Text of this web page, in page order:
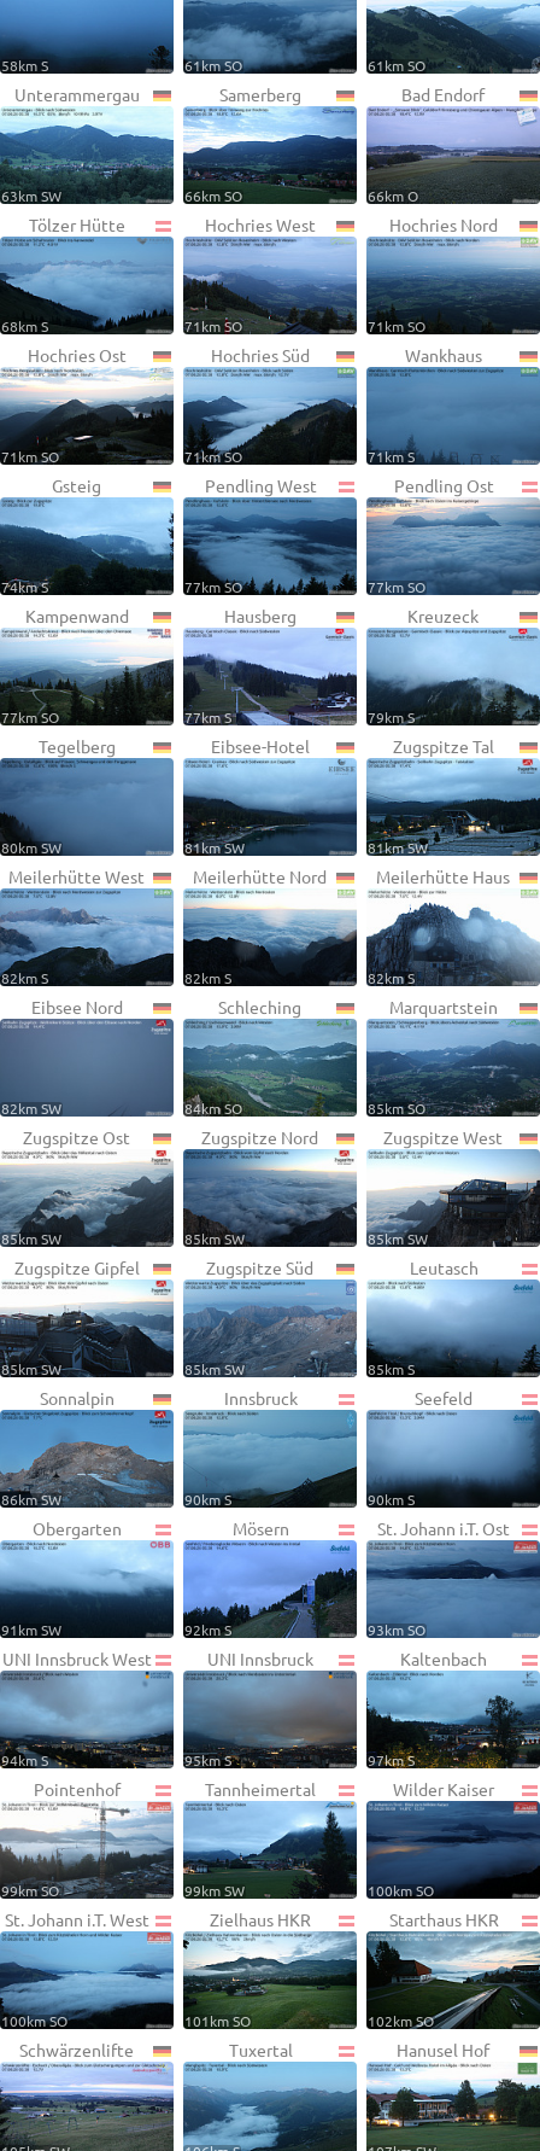
58km S 61km SO 61km SO
Unterammergau
63km SW
Samerberg
66km SO
Bad Endorf
66km O
Tölzer Hütte
68km S
Hochries West
71km SO
Hochries Nord
71km SO
Hochries Ost
71km SO
Hochries Süd
71km SO
Wankhaus
71km S
Gsteig
74km S
Pendling West
77km SO
Pendling Ost
77km SO
Kampenwand
77km SO
Hausberg
77km S
Kreuzeck
79km S
Tegelberg
80km SW
Eibsee-Hotel
81km SW
Zugspitze Tal
81km SW
Meilerhütte West
82km S
Meilerhütte Nord
82km S
Meilerhütte Haus
82km S
Eibsee Nord
82km SW
Schleching
84km SO
Marquartstein
85km SO
Zugspitze Ost
85km SW
Zugspitze Nord
85km SW
Zugspitze West
85km SW
Zugspitze Gipfel
85km SW
Zugspitze Süd
85km SW
Leutasch
85km S
Sonnalpin
86km SW
Innsbruck
90km S
Seefeld
90km S
Obergarten
91km SW
Mösern
92km S
St. Johann i.T. Ost
93km SO
UNI Innsbruck West
94km S
UNI Innsbruck
95km S
Kaltenbach
97km S
Pointenhof
99km SO
Tannheimertal
99km SW
Wilder Kaiser
100km SO
St. Johann i.T. West
100km SO
Zielhaus HKR
101km SO
Starthaus HKR
102km SO
Schwärzenlifte Tuxertal Hanusel Hof